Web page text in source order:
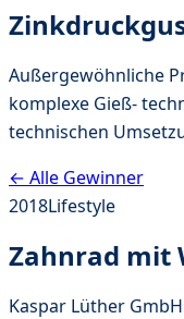
Außergewöhnliche
komplexe Gieß-
technischen
← Alle Gewinner
2018Lifestyle
Zahnrad mit
Kaspar Lüther GmbH